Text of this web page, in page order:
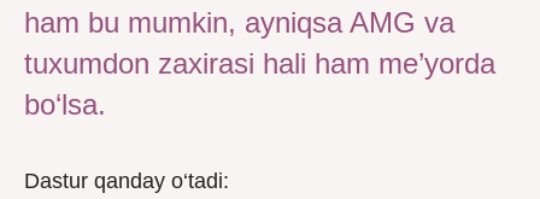
ham bu mumkin, ayniqsa AMG va
tuxumdon zaxirasi hali ham me’yorda
bo‘lsa.
Dastur qanday o‘tadi: